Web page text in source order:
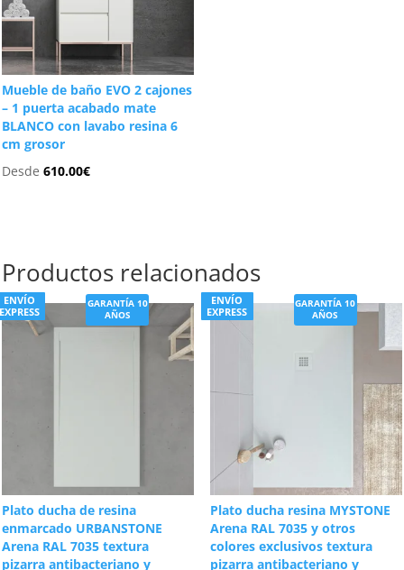
Mueble de baño EVO 2 cajones
– 1 puerta acabado mate
BLANCO con lavabo resina 6
cm grosor
Desde610.00€
Productos relacionados
ENVÍO
GARANTÍA 10
AÑOS
Plato ducha de resina
enmarcado URBANSTONE
Arena RAL 7035 textura
pizarra antibacteriano y
ENVÍO
EXPRESS
GARANTÍA 10
AÑOS
Plato ducha resina MYSTONE
Arena RAL 7035 y otros
colores exclusivos textura
pizarra antibacteriano y